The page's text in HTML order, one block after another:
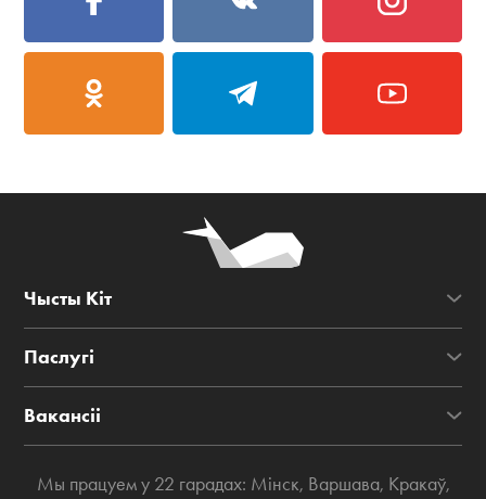
Чысты Кіт
Паслугі
Вакансіі
Мы працуем у 22 гарадах: Мінск, Варшава, Кракаў,